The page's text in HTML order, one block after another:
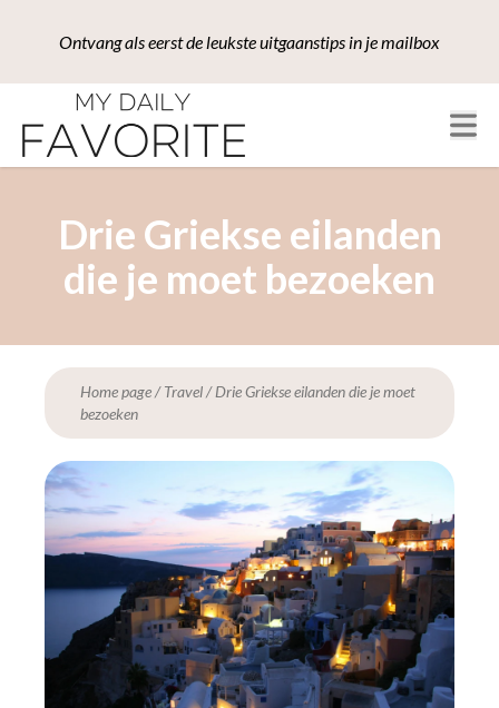
Ontvang als eerst de leukste uitgaanstips in je mailbox
Drie Griekse eilanden
die je moet bezoeken
Home page/Travel/Drie Griekse eilanden die je moet
bezoeken